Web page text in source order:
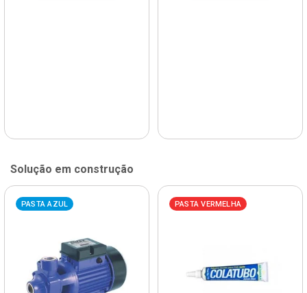
Solução em construção
PASTA AZUL PASTA VERMELHA